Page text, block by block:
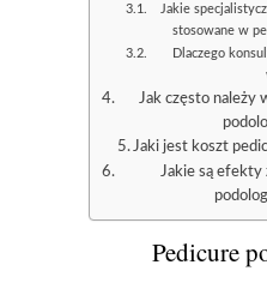
Jakie
stosowane w
Dlaczego
Jak często należy
Jaki jest koszt
Jakie są efekty
Pedicure